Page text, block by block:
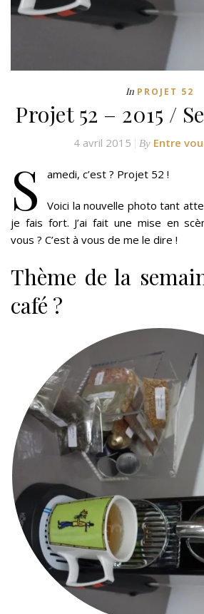
In PROJET 52
Projet 52 – 2015 /
4 avril 2015 By Entre
S amedi, c’est ? Projet 52 !
Voici la nouvelle photo tant
je fais fort. J’ai fait une mise en
vous ? C’est à vous de me le dire !
Thème de la
café ?